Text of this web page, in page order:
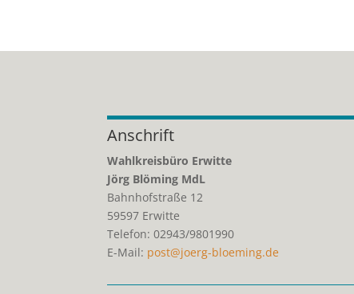
Anschrift
Wahlkreisbüro Erwitte
Jörg Blöming MdL
Bahnhofstraße 12
59597 Erwitte
Telefon: 02943/9801990
E-Mail: post@joerg-bloeming.de